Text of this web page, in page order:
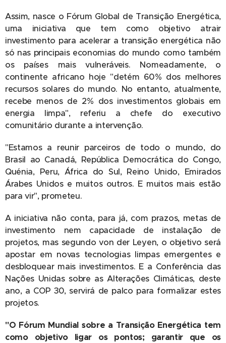
Assim, nasce o Fórum Global de Transição Energética,
uma iniciativa que tem como objetivo atrair
investimento para acelerar a transição energética não
só nas principais economias do mundo como também
os países mais vulneráveis. Nomeadamente, o
continente africano hoje "detém 60% dos melhores
recursos solares do mundo. No entanto, atualmente,
recebe menos de 2% dos investimentos globais em
energia limpa", referiu a chefe do executivo
comunitário durante a intervenção.
"Estamos a reunir parceiros de todo o mundo, do
Brasil ao Canadá, República Democrática do Congo,
Quénia, Peru, África do Sul, Reino Unido, Emirados
Árabes Unidos e muitos outros. E muitos mais estão
para vir", prometeu.
A iniciativa não conta, para já, com prazos, metas de
investimento nem capacidade de instalação de
projetos, mas segundo von der Leyen, o objetivo será
apostar em novas tecnologias limpas emergentes e
desbloquear mais investimentos. E a Conferência das
Nações Unidas sobre as Alterações Climáticas, deste
ano, a COP 30, servirá de palco para formalizar estes
projetos.
"O Fórum Mundial sobre a Transição Energética tem
como objetivo ligar os pontos; garantir que os